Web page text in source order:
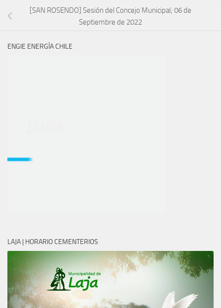
[SAN ROSENDO] Sesión del Concejo Municipal; 06 de
Septiembre de 2022
ENGIE ENERGÍA CHILE
LAJA | HORARIO CEMENTERIOS